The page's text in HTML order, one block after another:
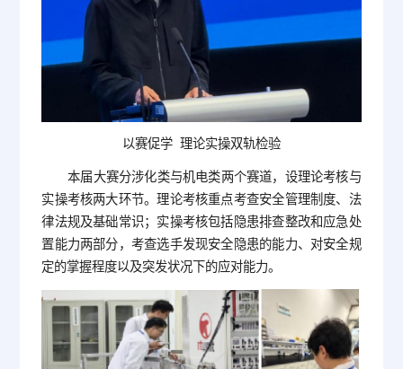
以赛促学 理论实操双轨检验
本届大赛分涉化类与机电类两个赛道，设理论考核与
实操考核两大环节。理论考核重点考查安全管理制度、法
律法规及基础常识；实操考核包括隐患排查整改和应急处
置能力两部分，考查选手发现安全隐患的能力、对安全规
定的掌握程度以及突发状况下的应对能力。